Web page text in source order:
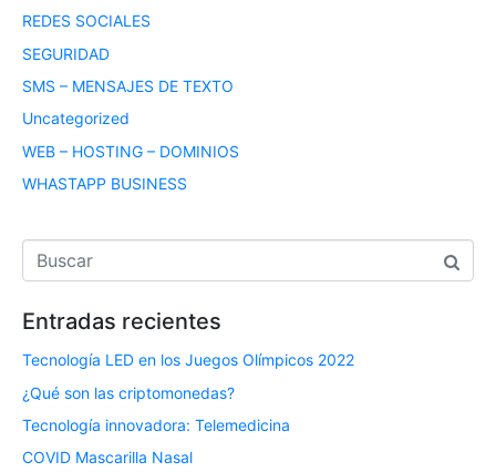
REDES SOCIALES
SEGURIDAD
SMS – MENSAJES DE TEXTO
Uncategorized
WEB – HOSTING – DOMINIOS
WHASTAPP BUSINESS
Entradas recientes
Tecnología LED en los Juegos Olímpicos 2022
¿Qué son las criptomonedas?
Tecnología innovadora: Telemedicina
COVID Mascarilla Nasal